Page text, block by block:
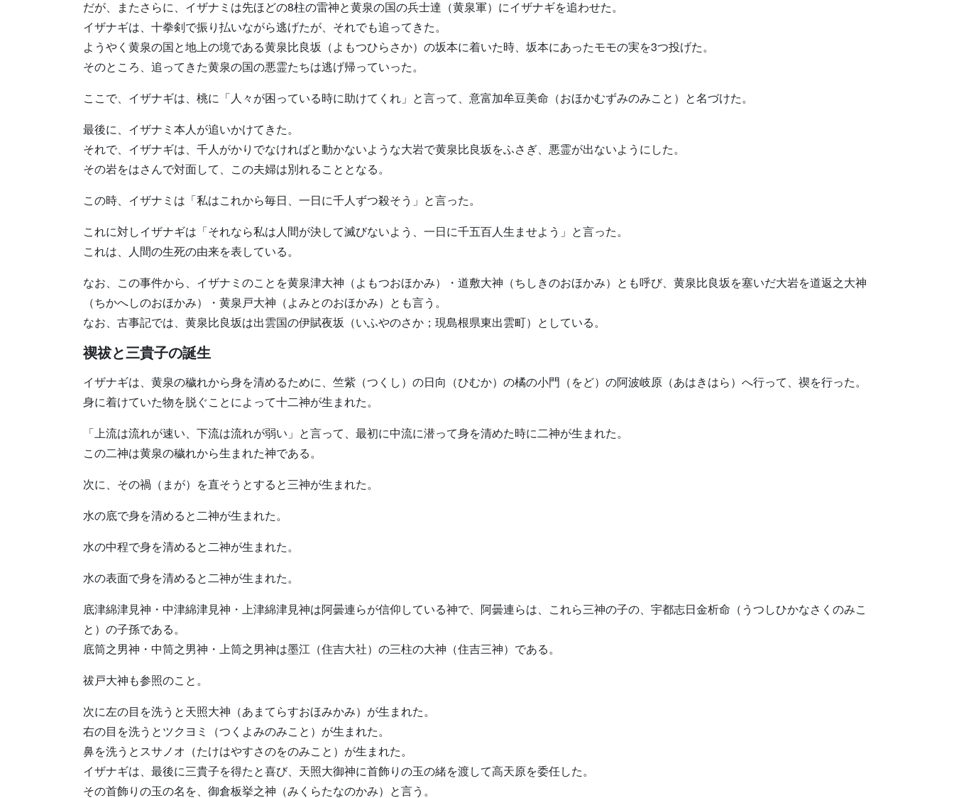
だが、またさらに、イザナミは先ほどの8柱の雷神と黄泉の国の兵士達（黄泉軍）にイザナギを追わせた。
イザナギは、十拳剣で振り払いながら逃げたが、それでも追ってきた。
ようやく黄泉の国と地上の境である黄泉比良坂（よもつひらさか）の坂本に着いた時、坂本にあったモモの実を3つ投げた。
そのところ、追ってきた黄泉の国の悪霊たちは逃げ帰っていった。
ここで、イザナギは、桃に「人々が困っている時に助けてくれ」と言って、意富加牟豆美命（おほかむずみのみこと）と名づけた。
最後に、イザナミ本人が追いかけてきた。
それで、イザナギは、千人がかりでなければと動かないような大岩で黄泉比良坂をふさぎ、悪霊が出ないようにした。
その岩をはさんで対面して、この夫婦は別れることとなる。
この時、イザナミは「私はこれから毎日、一日に千人ずつ殺そう」と言った。
これに対しイザナギは「それなら私は人間が決して滅びないよう、一日に千五百人生ませよう」と言った。
これは、人間の生死の由来を表している。
なお、この事件から、イザナミのことを黄泉津大神（よもつおほかみ）・道敷大神（ちしきのおほかみ）とも呼び、黄泉比良坂を塞いだ大岩を道返之大神
（ちかへしのおほかみ）・黄泉戸大神（よみとのおほかみ）とも言う。
なお、古事記では、黄泉比良坂は出雲国の伊賦夜坂（いふやのさか；現島根県東出雲町）としている。
禊祓と三貴子の誕生
イザナギは、黄泉の穢れから身を清めるために、竺紫（つくし）の日向（ひむか）の橘の小門（をど）の阿波岐原（あはきはら）へ行って、禊を行った。
身に着けていた物を脱ぐことによって十二神が生まれた。
「上流は流れが速い、下流は流れが弱い」と言って、最初に中流に潜って身を清めた時に二神が生まれた。
この二神は黄泉の穢れから生まれた神である。
次に、その禍（まが）を直そうとすると三神が生まれた。
水の底で身を清めると二神が生まれた。
水の中程で身を清めると二神が生まれた。
水の表面で身を清めると二神が生まれた。
底津綿津見神・中津綿津見神・上津綿津見神は阿曇連らが信仰している神で、阿曇連らは、これら三神の子の、宇都志日金析命（うつしひかなさくのみこ
と）の子孫である。
底筒之男神・中筒之男神・上筒之男神は墨江（住吉大社）の三柱の大神（住吉三神）である。
祓戸大神も参照のこと。
次に左の目を洗うと天照大神（あまてらすおほみかみ）が生まれた。
右の目を洗うとツクヨミ（つくよみのみこと）が生まれた。
鼻を洗うとスサノオ（たけはやすさのをのみこと）が生まれた。
イザナギは、最後に三貴子を得たと喜び、天照大御神に首飾りの玉の緒を渡して高天原を委任した。
その首飾りの玉の名を、御倉板挙之神（みくらたなのかみ）と言う。